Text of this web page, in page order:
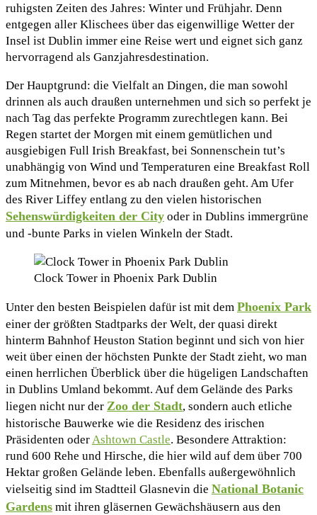
ruhigsten Zeiten des Jahres: Winter und Frühjahr. Denn
entgegen aller Klischees über das eigenwillige Wetter der
Insel ist Dublin immer eine Reise wert und eignet sich ganz
hervorragend als Ganzjahresdestination.
Der Hauptgrund: die Vielfalt an Dingen, die man sowohl
drinnen als auch draußen unternehmen und sich so perfekt je
nach Tag das perfekte Programm zurechtlegen kann. Bei
Regen startet der Morgen mit einem gemütlichen und
ausgiebigen Full Irish Breakfast, bei Sonnenschein tut’s
unabhängig von Wind und Temperaturen eine Breakfast Roll
zum Mitnehmen, bevor es ab nach draußen geht. Am Ufer
des River Liffey entlang zu den vielen historischen
Sehenswürdigkeiten der City oder in Dublins immergrüne
und -bunte Parks in vielen Winkeln der Stadt.
Clock Tower in Phoenix Park Dublin
Unter den besten Beispielen dafür ist mit dem Phoenix Park
einer der größten Stadtparks der Welt, der quasi direkt
hinterm Bahnhof Heuston Station beginnt und sich von hier
weit über einen der höchsten Punkte der Stadt zieht, wo man
einen herrlichen Überblick über die hügeligen Landschaften
in Dublins Umland bekommt. Auf dem Gelände des Parks
liegen nicht nur der Zoo der Stadt, sondern auch etliche
historische Bauwerke wie die Residenz des irischen
Präsidenten oder Ashtown Castle. Besondere Attraktion:
rund 600 Rehe und Hirsche, die hier wild auf dem über 700
Hektar großen Gelände leben. Ebenfalls außergewöhnlich
vielseitig sind im Stadtteil Glasnevin die National Botanic
Gardens mit ihren gläsernen Gewächshäusern aus den